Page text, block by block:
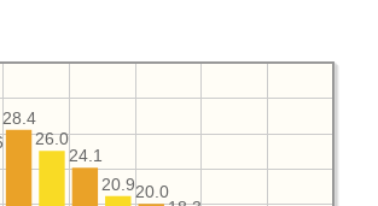
20.0
24.1
28.4
20.9
26.0